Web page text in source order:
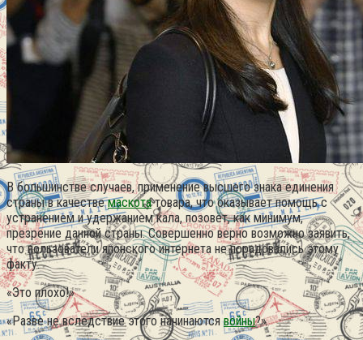
В большинстве случаев, применение высшего знака единения
страны в качествемаскотатовара, что оказывает помощь с
устранением и удержанием кала, позовёт, как минимум,
презрение данной страны. Совершенно верно возможно заявить,
что пользователи японского интернета не порадовались этому
факту.
«Это плохо!»
«Разве не вследствие этого начинаютсявойны?»